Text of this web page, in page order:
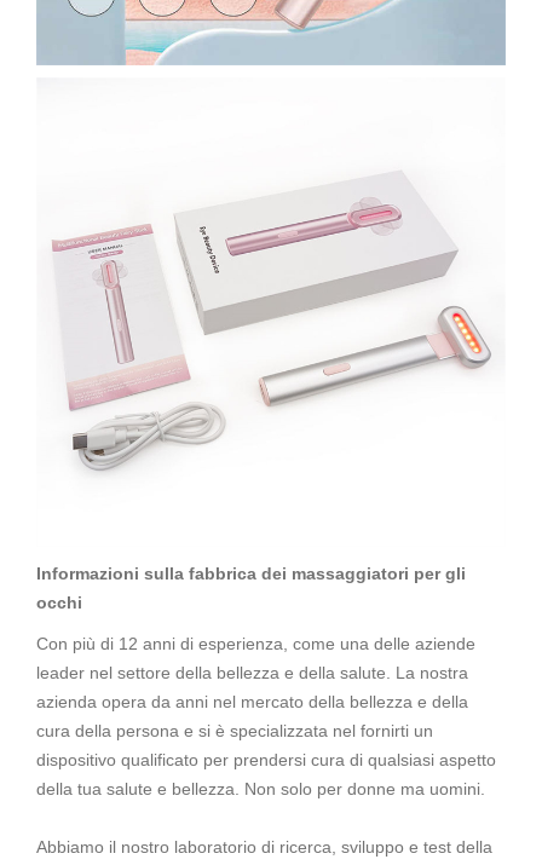
Informazioni sulla fabbrica dei massaggiatori per gli
occhi
Con più di 12 anni di esperienza, come una delle aziende
leader nel settore della bellezza e della salute. La nostra
azienda opera da anni nel mercato della bellezza e della
cura della persona e si è specializzata nel fornirti un
dispositivo qualificato per prendersi cura di qualsiasi aspetto
della tua salute e bellezza. Non solo per donne ma uomini.
Abbiamo il nostro laboratorio di ricerca, sviluppo e test della